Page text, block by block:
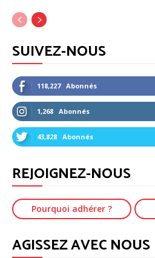
SUIVEZ-NOUS
118,227 Abonnés
1,268 Abonnés
43,828 Abonnés
REJOIGNEZ-NOUS
Pourquoi adhérer ?
AGISSEZ AVEC NOUS